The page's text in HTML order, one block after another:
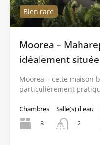
Bien rare
Moorea –
idéalement
Moorea – cette maison
particulièrement
Chambres
3
Salle(s) d'eau
2